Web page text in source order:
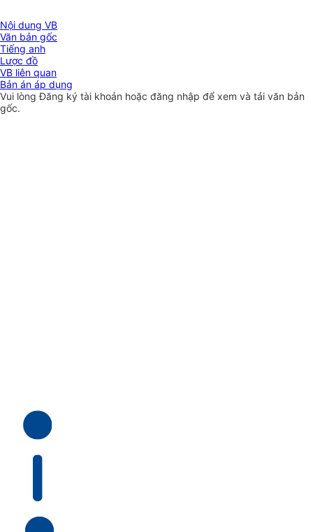
Nội dung VB
Văn bản gốc
Tiếng anh
Lược đồ
VB liên quan
Bản án áp dụng
Vui lòngĐăng ký tài khoản hoặc đăng nhập để xem và tải văn bản
gốc.